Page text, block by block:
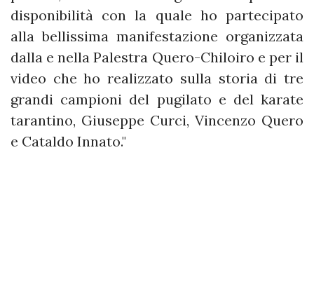
disponibilità con la quale ho partecipato
alla bellissima manifestazione organizzata
dalla e nella Palestra Quero-Chiloiro e per il
video che ho realizzato sulla storia di tre
grandi campioni del pugilato e del karate
tarantino, Giuseppe Curci, Vincenzo Quero
e Cataldo Innato."